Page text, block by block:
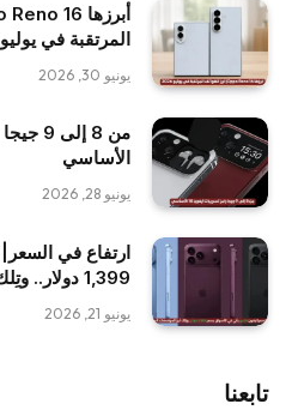
المرتقبة في يوليو 2026
يونيو 30, 2026
الأساسي
يونيو 28, 2026
1,399 دولار.. وتِلك أبرز المواصفات المتوقعة
يونيو 21, 2026
تابعنا